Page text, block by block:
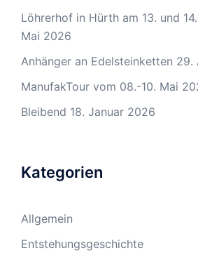
Löhrerhof in Hürth am 13. und
Mai 2026
Anhänger an Edelsteinketten 29.
ManufakTour vom 08.-10. Mai
Bleibend 18. Januar 2026
Kategorien
Allgemein
Entstehungsgeschichte